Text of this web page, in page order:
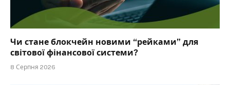
Чи стане блокчейн новими “рейками” для
світової фінансової системи?
8 Серпня 2026